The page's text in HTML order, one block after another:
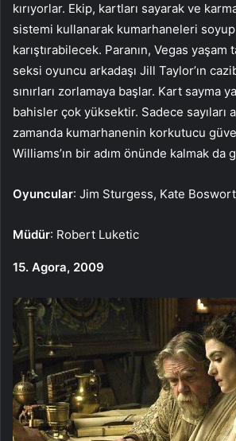
kırıyorlar. Ekip, kartları sayarak ve
sistemi kullanarak kumarhaneleri soyup
karıştırabilecek. Paranın, Vegas yaşam
seksi oyuncu arkadaşı Jill Taylor’ın
sınırları zorlamaya başlar. Kart sayma
bahisler çok yüksektir. Sadece sayıları
zamanda kumarhanenin korkutucu
Williams’ın bir adım önünde kalmak da
Oyuncular: Jim Sturgess, Kate
Müdür: Robert Luketic
15. Agora, 2009